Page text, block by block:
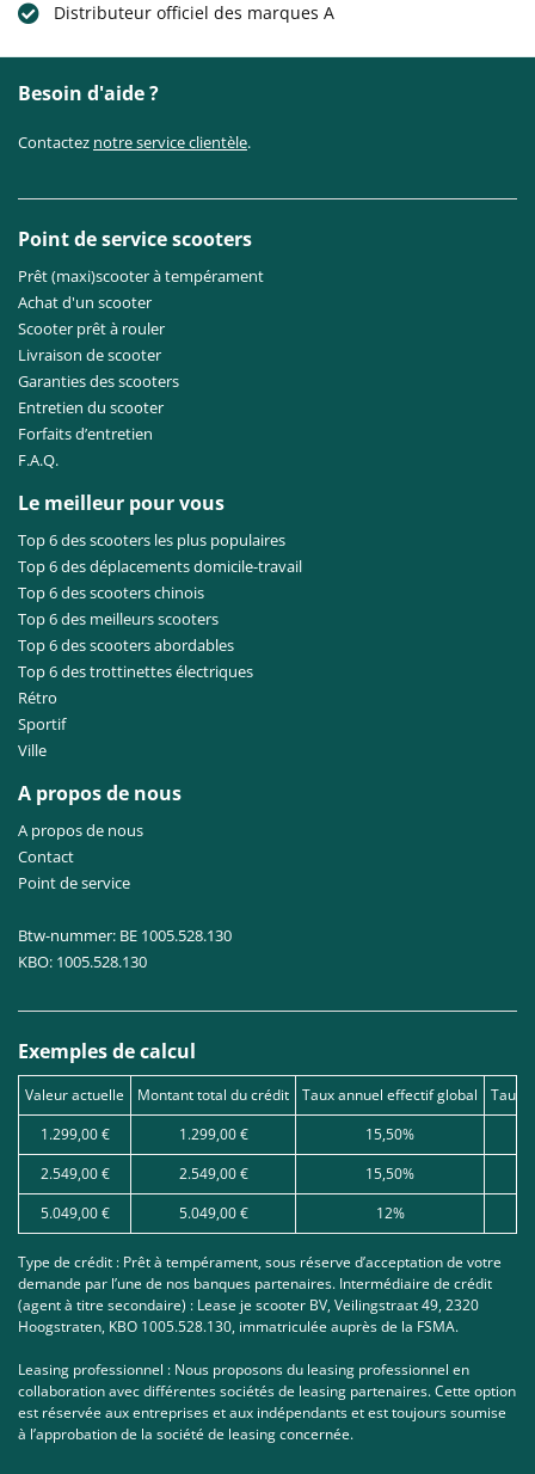
Distributeur officiel des marques A
Besoin d'aide ?
Contactez notre service clientèle.
Point de service scooters
Prêt (maxi)scooter à tempérament
Achat d'un scooter
Scooter prêt à rouler
Livraison de scooter
Garanties des scooters
Entretien du scooter
Forfaits d’entretien
F.A.Q.
Le meilleur pour vous
Top 6 des scooters les plus populaires
Top 6 des déplacements domicile-travail
Top 6 des scooters chinois
Top 6 des meilleurs scooters
Top 6 des scooters abordables
Top 6 des trottinettes électriques
Rétro
Sportif
Ville
A propos de nous
A propos de nous
Contact
Point de service
Btw-nummer: BE 1005.528.130
KBO: 1005.528.130
Exemples de calcul
Valeur actuelle Montant total du crédit Taux annuel effectif global
Taux
1.299,00 €
1.299,00 €
15,50%
2.549,00 €
2.549,00 €
15,50%
5.049,00 €
5.049,00 € 12%
Type de crédit : Prêt à tempérament, sous réserve d’acceptation de votre
demande par l’une de nos banques partenaires. Intermédiaire de crédit
(agent à titre secondaire) : Lease je scooter BV, Veilingstraat 49, 2320
Hoogstraten, KBO 1005.528.130, immatriculée auprès de la FSMA.
Leasing professionnel : Nous proposons du leasing professionnel en
collaboration avec différentes sociétés de leasing partenaires. Cette option
est réservée aux entreprises et aux indépendants et est toujours soumise
à l’approbation de la société de leasing concernée.